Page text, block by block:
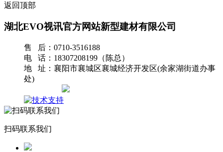
返回顶部
湖北EVO视讯官方网站新型建材有限公司
售 后：0710-3516188
电 话：18307208199（陈总）
地 址：襄阳市襄城区襄城经济开发区(余家湖街道办事
处)
扫码联系我们